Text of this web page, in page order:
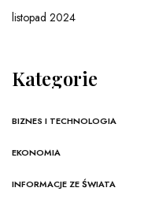
listopad 2024
Kategorie
BIZNES I TECHNOLOGIA
EKONOMIA
INFORMACJE ZE ŚWIATA